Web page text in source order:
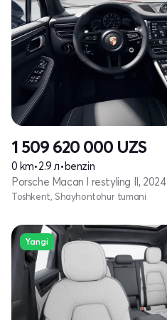
1 509 620 000 UZS
0 km•2.9 л• benzin
Porsche Macan I restyling II, 2024
Toshkent, Shayhontohur tumani
Yangi